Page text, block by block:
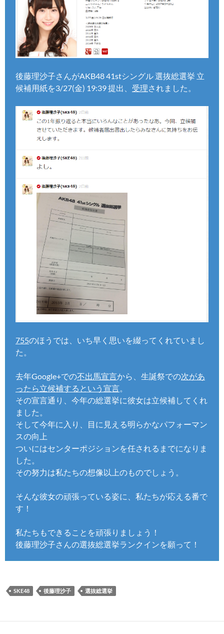
応援よろしくお願いしまーす！
後藤理沙子さんがAKB48 41stシングル 選抜総選挙 立
候補用紙を3/27(金) 19:39 提出、 受理されました。
755のほうでは、いち早く思いを綴ってくれていまし
た。
去年Google+での不出馬宣言から、生誕祭での次があ
ったら立候補するという宣言。
その宣言通り、今年の総選挙に彼女は立候補してくれ
ました。
そして今年に入り、目に見える明らかなパフォーマン
スの向上
ついにはセンターポジションを任されるまでになりま
した。
その努力は私たちの想像以上のものでしょう。
そんな彼女の頑張っている姿に、私たちが応える番で
す！
私たちもできることを頑張りましょう！
後藤理沙子さんの選抜総選挙ランクインを願って！
SKE48 後藤理沙子 選抜総選挙